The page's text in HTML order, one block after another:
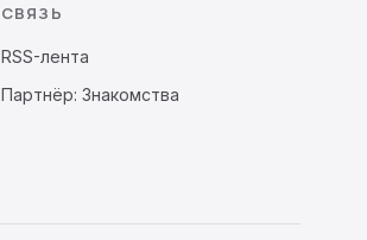
СВЯЗЬ
RSS-лента
Партнёр: Знакомства